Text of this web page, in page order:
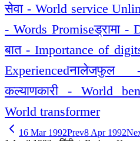
सेवा - World service
- Words Promiseड्रामा -
बात - Importance of
Experiencedनालेजफुल -
कल्याणकारी - World
World transformer
16 Mar 1992Prev8 Apr 1992